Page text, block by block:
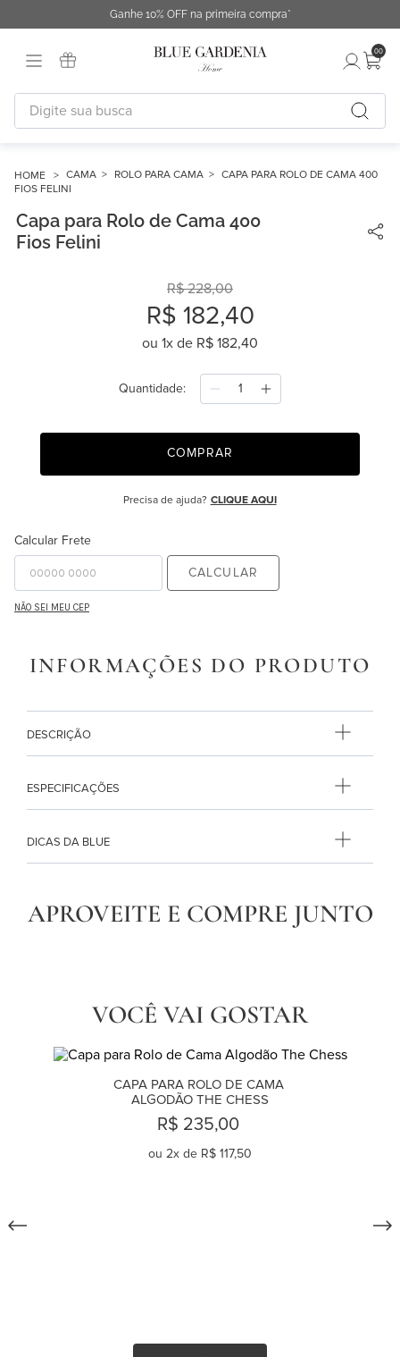
Ganhe 10% OFF na primeira compra*
00
Digite sua busca
CAMA ROLO PARA CAMA
CAPA PARA ROLO DE CAMA 400
FIOS FELINI
Capa para Rolo de Cama 400
Fios Felini
R$ 228,00
R$ 182,40
ou 1x de R$ 182,40
Quantidade
COMPRAR
Precisa de ajuda? CLIQUE AQUI
Calcular Frete
CALCULAR
NÃO SEI MEU CEP
INFORMAÇÕES DO PRODUTO
DESCRIÇÃO
ESPECIFICAÇÕES
DICAS DA BLUE
APROVEITE E COMPRE JUNTO
VOCÊ VAI GOSTAR
CAPA PARA ROLO DE CAMA
ALGODÃO THE CHESS
R$ 235,00
ou 2x de R$ 117,50
1º
fronha
º
º
edredon
10º majorelle